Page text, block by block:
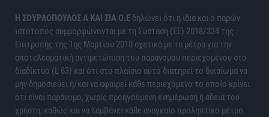
H ΣΟΥΡΛΟΠΟΥΛΟΣ Α ΚΑΙ ΣΙΑ Ο.Ε δηλώνει ότι η ίδια και ο παρών
ιστότοπος συμμορφώνονται με τη Σύσταση (ΕΕ) 2018/334 της
Επιτροπής της 1ης Μαρτίου 2018 σχετικά με τα μέτρα για την
αποτελεσματική αντιμετώπιση του παράνομου περιεχομένου στο
διαδίκτυο (L 63) και ότι στο πλαίσιο αυτό διατηρεί το δικαίωμα να
μην δημοσιεύει ή/και να αφαιρεί κάθε περιεχόμενο το οποίο κρίνει
ότι είναι παράνομο, χωρίς προηγούμενη ενημέρωση ή άδεια του
χρήστη, καθώς και να λαμβάνει κάθε αναγκαίο προληπτικό μέτρο